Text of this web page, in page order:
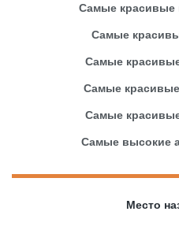
Самые красивые
Самые
Самые
Самые
Самые
Самые высокие
Место